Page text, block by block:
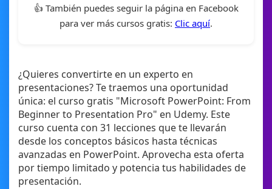
👍 También puedes seguir la página en Facebook
para ver más cursos gratis: Clic aquí.
¿Quieres convertirte en un experto en
presentaciones? Te traemos una oportunidad
única: el curso gratis "Microsoft PowerPoint: From
Beginner to Presentation Pro" en Udemy. Este
curso cuenta con 31 lecciones que te llevarán
desde los conceptos básicos hasta técnicas
avanzadas en PowerPoint. Aprovecha esta oferta
por tiempo limitado y potencia tus habilidades de
presentación.